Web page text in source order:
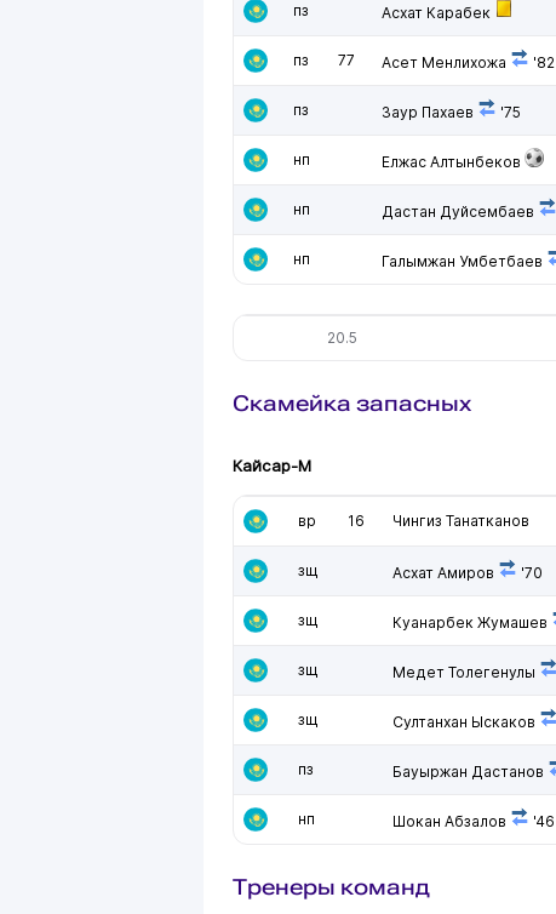
пз Асхат Карабек
пз 77 Асет Менлихожа '82
пз Заур Пахаев '75
нп Елжас Алтынбеков
нп Дастан Дуйсембаев
нп Галымжан Умбетбаев
20.5
Скамейка запасных
Кайсар-М
вр 16 Чингиз Танатканов
зщ Асхат Амиров '70
зщ Куанарбек Жумашев
зщ Медет Толегенулы
зщ Султанхан Ыскаков
пз Бауыржан Дастанов
нп Шокан Абзалов '46
Тренеры команд